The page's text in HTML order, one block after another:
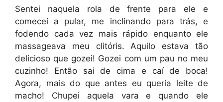
Sentei naquela rola de frente para ele e
comecei a pular, me inclinando para trás, e
fodendo cada vez mais rápido enquanto ele
massageava meu clitóris. Aquilo estava tão
delicioso que gozei! Gozei com um pau no meu
cuzinho! Então sai de cima e caí de boca!
Agora, mais do que antes eu queria leite de
macho! Chupei aquela vara e quando ele